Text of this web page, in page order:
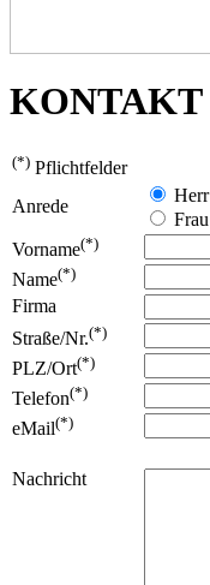
KONTAKT
(*) Pflichtfelder
Anrede
Herr
Frau
Vorname(*)
Name(*)
Firma
Straße/Nr.(*)
PLZ/Ort(*)
Telefon(*)
eMail(*)
Nachricht